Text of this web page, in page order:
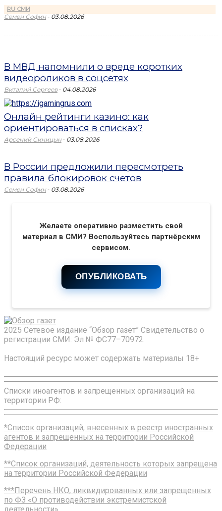
RU СМИ
Семен Софин - 03.08.2026
В МВД напомнили о вреде коротких
видеороликов в соцсетях
Виталий Сергеев - 04.08.2026
Онлайн рейтинги казино: как
ориентироваться в списках?
Арсений Синицын - 03.08.2026
В России предложили пересмотреть
правила блокировок счетов
Семен Софин - 03.08.2026
Желаете оперативно разместить свой
материал в СМИ? Воспользуйтесь партнёрским
сервисом.
ОПУБЛИКОВАТЬ
2025 Сетевое издание “Обзор газет” Свидетельство о
регистрации СМИ: Эл № ФС77–70972.
Настоящий ресурс может содержать материалы 18+
Списки иноагентов и запрещенных организаций на
территории РФ:
*Список организаций, внесенных в реестр иностранных
агентов и запрещенных на территории Российской
Федерации
**Список организаций, деятельность которых запрещена
на территории Российской Федерации
***Перечень НКО, ликвидированных или запрещенных
по ФЗ «О противодействии экстремистской